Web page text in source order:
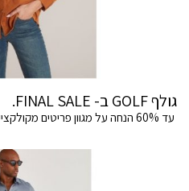
גולף GOLF ב- FINAL SALE.
עד 60% הנחה על מגוון פריטים מקולקציית החורף